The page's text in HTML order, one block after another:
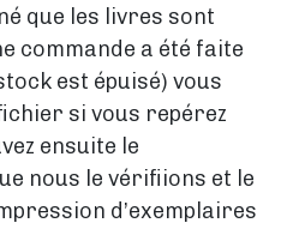
que les livres sont
commande a été faite
est épuisé) vous
si vous repérez
ensuite le
nous le vérifiions et le
d’exemplaires